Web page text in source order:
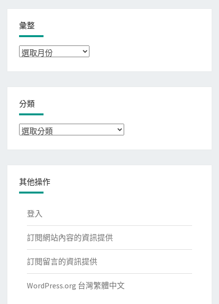
彙整
彙
分類
分
其他操作
登入
訂閱網站內容的資訊提供
訂閱留言的資訊提供
WordPress.org 台灣繁體中文